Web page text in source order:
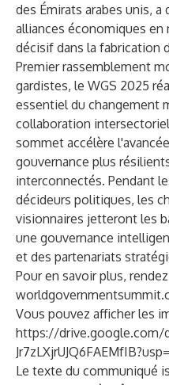
des Émirats arabes unis,
alliances économiques
décisif dans la fabrication
Premier rassemblement
gardistes, le WGS 2025
essentiel du changement
collaboration
sommet accélère
gouvernance plus
interconnectés. Pendant
décideurs politiques, les
visionnaires jetteront les
une gouvernance
et des partenariats
Pour en savoir plus,
Vous pouvez afficher les
https://drive.google.com/
Le texte du communiqué